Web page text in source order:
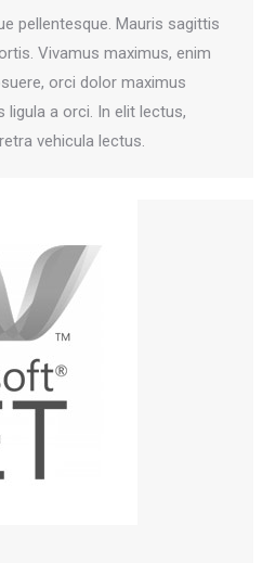
pellentesque. Mauris sagittis
Vivamus maximus, enim
orci dolor maximus
ligula a orci. In elit lectus,
vehicula lectus.